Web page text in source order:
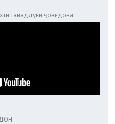
тамаддуни ҷовидона